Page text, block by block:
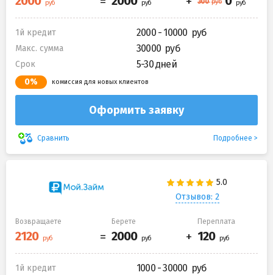
1й кредит 2000 - 10000
Макс. сумма 30000
Срок 5-30 дней
0% комиссия для новых клиентов
Оформить заявку
Сравнить Подробнее
Отзывов: 2
Возвращаете Берете Переплата
1й кредит 1000 - 30000